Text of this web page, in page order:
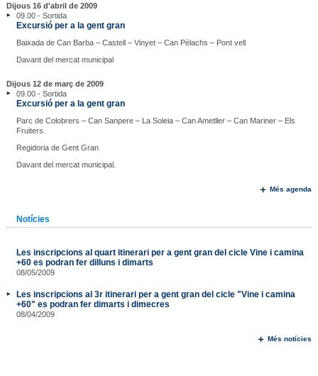
Dijous 16 d'abril de 2009
09.00 - Sortida
Excursió per a la gent gran
Baixada de Can Barba – Castell – Vinyet – Can Pèlachs – Pont vell
Davant del mercat municipal
Dijous 12 de març de 2009
09.00 - Sortida
Excursió per a la gent gran
Parc de Colobrers – Can Sanpere – La Soleia – Can Ametller – Can Mariner – Els
Fruiters.
Regidoria de Gent Gran
Davant del mercat municipal.
Més agenda
Notícies
Les inscripcions al quart itinerari per a gent gran del cicle Vine i camina
+60 es podran fer dilluns i dimarts
08/05/2009
Les inscripcions al 3r itinerari per a gent gran del cicle "Vine i camina
+60" es podran fer dimarts i dimecres
08/04/2009
Més notícies